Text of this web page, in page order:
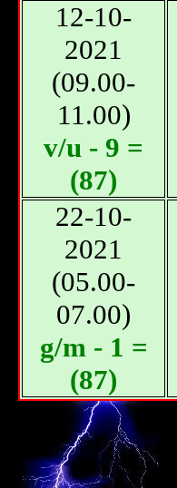
12-10-
2021
(09.00-
11.00)
v/u - 9 =
(87)
22-10-
2021
(05.00-
07.00)
g/m - 1 =
(87)